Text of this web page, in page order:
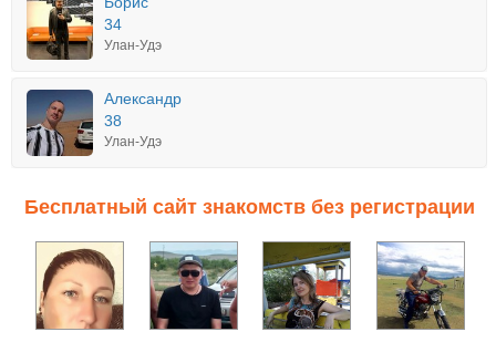
34
Улан-Удэ
Александр
38
Улан-Удэ
Бесплатный сайт знакомств без регистрации